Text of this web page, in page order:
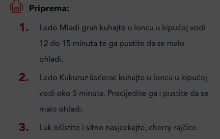
Priprema:
Ledo Mladi grah kuhajte u loncu u kipućoj vodi
12 do 15 minuta te ga pustite da se malo
ohladi.
Ledo Kukuruz šećerac kuhajte u loncu u kipućoj
vodi oko 5 minuta. Procijedite ga i pustite da se
malo ohladi.
Luk očistite i sitno nasjeckajte, cherry rajčice